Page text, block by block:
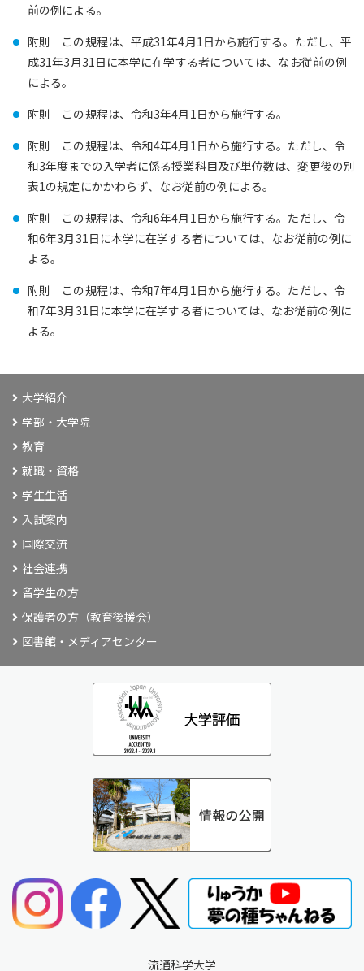
前の例による。
附則 この規程は、平成31年4月1日から施行する。ただし、平
成31年3月31日に本学に在学する者については、なお従前の例
による。
附則 この規程は、令和3年4月1日から施行する。
附則 この規程は、令和4年4月1日から施行する。ただし、令
和3年度までの入学者に係る授業科目及び単位数は、変更後の別
表1の規定にかかわらず、なお従前の例による。
附則 この規程は、令和6年4月1日から施行する。ただし、令
和6年3月31日に本学に在学する者については、なお従前の例に
よる。
附則 この規程は、令和7年4月1日から施行する。ただし、令
和7年3月31日に本学に在学する者については、なお従前の例に
よる。
大学紹介
学部・大学院
教育
就職・資格
学生生活
入試案内
国際交流
社会連携
留学生の方
保護者の方（教育後援会）
図書館・メディアセンター
流通科学大学